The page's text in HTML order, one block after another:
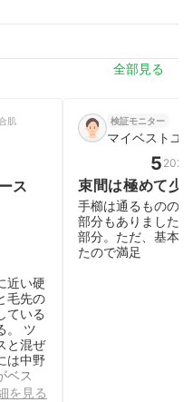
全部見る
肌
ス
近い硬
毛先の
ている
。 ツ
と混ぜ
は中野
ベス
感が
を見る
検証モニター
マイベストユ
5
束間は極めて少
手櫛は通るものの
部分もありました
部分。ただ、基本
たので満足